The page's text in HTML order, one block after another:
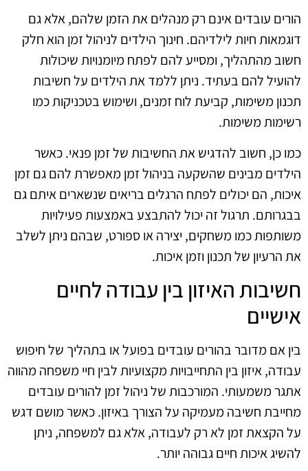
הורים עובדים אינם רק מנהלים את הזמן שלהם, אלא גם
דוגמאות חיות לילדיהם. חינוך הילדים לניהול זמן הוא חלק
חשוב מהתהליך, ומסייע להם לפתח מיומנויות שיכולות
להועיל להם בעתיד. ניתן ללמד את הילדים על חשיבות
תכנון משימות, קביעת לוח זמנים, ושימוש בטכניקות כמו
רשימות משימות.
כמו כן, חשוב להדגיש את החשיבות של זמן פנאי. כאשר
הילדים מבינים שהשקעה בניהול זמן מאפשרת להם גם זמן
איכות, הם יכולים לפתח הרגלים בריאים שנשארים איתם גם
בבגרותם. תרגול זה יכול להתבצע באמצעות פעילויות
משותפות כמו משחקים, יצירה או ספורט, שבהם ניתן לשלב
את הרעיון של תכנון וזמן איכות.
חשיבות האיזון בין עבודה לחיים
אישיים
בין אם מדובר בהורים עובדים בפועל או בתהליך של חיפוש
עבודה, איזון בין התחייבויות מקצועיות לבין חיי משפחה מהווה
אתגר משמעותי. המורכבות של ניהול זמן להורים עובדים
מחייבת חשיבה מעמיקה על הצורך באיזון. כאשר מושם דגש
על הקצאת זמן לא רק לעבודה, אלא גם למשפחה, ניתן
להשיג איכות חיים גבוהה יותר.